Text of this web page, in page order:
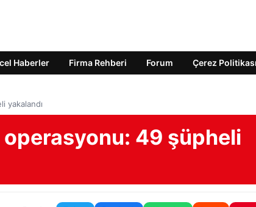
Haberler Firma Rehberi Forum Çerez Politikası
yakalandı
operasyonu: 49 şüpheli